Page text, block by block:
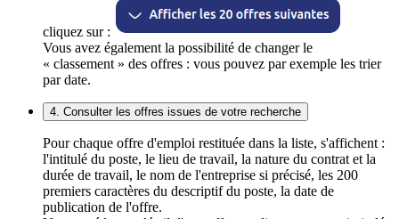
cliquez sur :
Vous avez également la possibilité de changer le
« classement » des offres : vous pouvez par exemple les trier
par date.
4. Consulter les offres issues de votre recherche
Pour chaque offre d'emploi restituée dans la liste, s'affichent :
l'intitulé du poste, le lieu de travail, la nature du contrat et la
durée de travail, le nom de l'entreprise si précisé, les 200
premiers caractères du descriptif du poste, la date de
publication de l'offre.